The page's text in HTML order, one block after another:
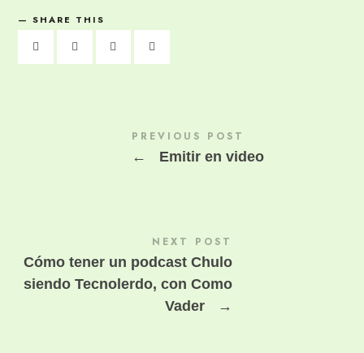
SHARE THIS
PREVIOUS POST
← Emitir en video
NEXT POST
Cómo tener un podcast Chulo
siendo Tecnolerdo, con Como
Vader
→